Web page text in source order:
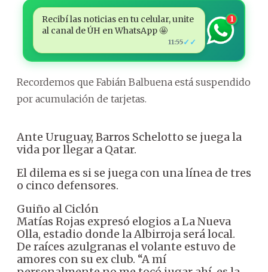
Recibí las noticias en tu celular, unite
al canal de ÚH en WhatsApp 🤩
11:55✓✓
1
Recordemos que Fabián Balbuena está suspendido
por acumulación de tarjetas.
Ante Uruguay, Barros Schelotto se juega la
vida por llegar a Qatar.
El dilema es si se juega con una línea de tres
o cinco defensores.
Guiño al Ciclón
Matías Rojas expresó elogios a La Nueva
Olla, estadio donde la Albirroja será local.
De raíces azulgranas el volante estuvo de
amores con su ex club. “A mí